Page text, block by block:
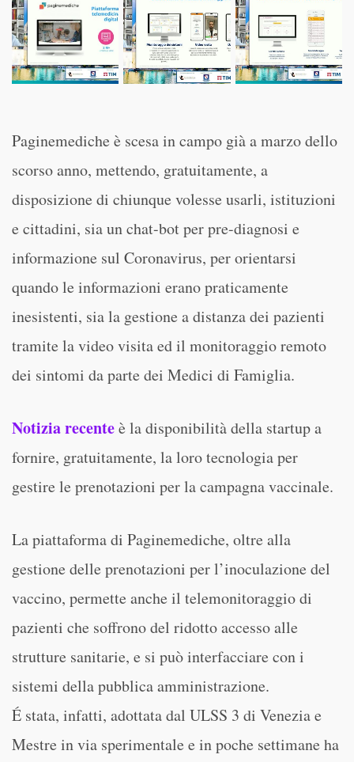
Paginemediche è scesa in campo già a marzo dello
scorso anno, mettendo, gratuitamente, a
disposizione di chiunque volesse usarli, istituzioni
e cittadini, sia un chat-bot per pre-diagnosi e
informazione sul Coronavirus, per orientarsi
quando le informazioni erano praticamente
inesistenti, sia la gestione a distanza dei pazienti
tramite la video visita ed il monitoraggio remoto
dei sintomi da parte dei Medici di Famiglia.
Notizia recenteè la disponibilità della startup a
fornire, gratuitamente, la loro tecnologia per
gestire le prenotazioni per la campagna vaccinale.
La piattaforma di Paginemediche, oltre alla
gestione delle prenotazioni per l’inoculazione del
vaccino, permette anche il telemonitoraggio di
pazienti che soffrono del ridotto accesso alle
strutture sanitarie, e si può interfacciare con i
sistemi della pubblica amministrazione.
É stata, infatti, adottata dal ULSS 3 di Venezia e
Mestre in via sperimentale e in poche settimane ha